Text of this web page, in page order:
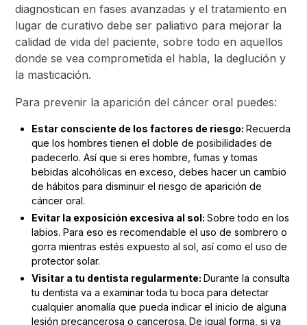
diagnostican en fases avanzadas y el tratamiento en
lugar de curativo debe ser paliativo para mejorar la
calidad de vida del paciente, sobre todo en aquellos
donde se vea comprometida el habla, la deglución y
la masticación.
Para prevenir la aparición del cáncer oral puedes:
Estar consciente de los factores de riesgo:Recuerda
que los hombres tienen el doble de posibilidades de
padecerlo. Así que si eres hombre, fumas y tomas
bebidas alcohólicas en exceso, debes hacer un cambio
de hábitos para disminuir el riesgo de aparición de
cáncer oral.
Evitar la exposición excesiva al sol:Sobre todo en los
labios. Para eso es recomendable el uso de sombrero o
gorra mientras estés expuesto al sol, así como el uso de
protector solar.
Visitar a tu dentista regularmente:Durante la consulta
tu dentista va a examinar toda tu boca para detectar
cualquier anomalía que pueda indicar el inicio de alguna
lesión precancerosa o cancerosa. De igual forma, si ya